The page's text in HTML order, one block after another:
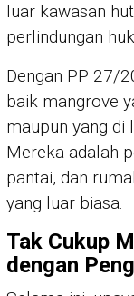
luar kawasan
perlindungan
Dengan PP 27/
baik mangrove
maupun yang di
Mereka adalah
pantai, dan
yang luar biasa.
Tak Cukup
dengan